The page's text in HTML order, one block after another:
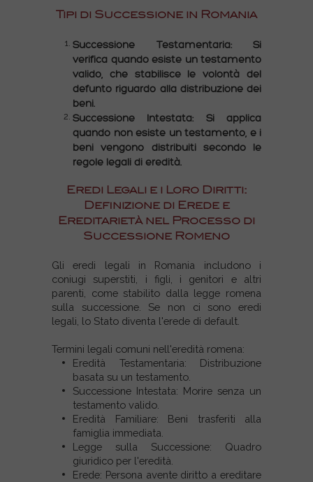
Tipi di Successione in Romania
Successione Testamentaria: Si
verifica quando esiste un testamento
valido, che stabilisce le volontà del
defunto riguardo alla distribuzione dei
beni.
Successione Intestata: Si applica
quando non esiste un testamento, e i
beni vengono distribuiti secondo le
regole legali di eredità.
Eredi Legali e i Loro Diritti:
Definizione di Erede e
Ereditarietà nel Processo di
Successione Romeno
Gli eredi legali in Romania includono i
coniugi superstiti, i figli, i genitori e altri
parenti, come stabilito dalla legge romena
sulla successione. Se non ci sono eredi
legali, lo Stato diventa l'erede di default.
Termini legali comuni nell'eredità romena:
Eredità Testamentaria: Distribuzione
basata su un testamento.
Successione Intestata: Morire senza un
testamento valido.
Eredità Familiare: Beni trasferiti alla
famiglia immediata.
Legge sulla Successione: Quadro
giuridico per l'eredità.
Erede: Persona avente diritto a ereditare